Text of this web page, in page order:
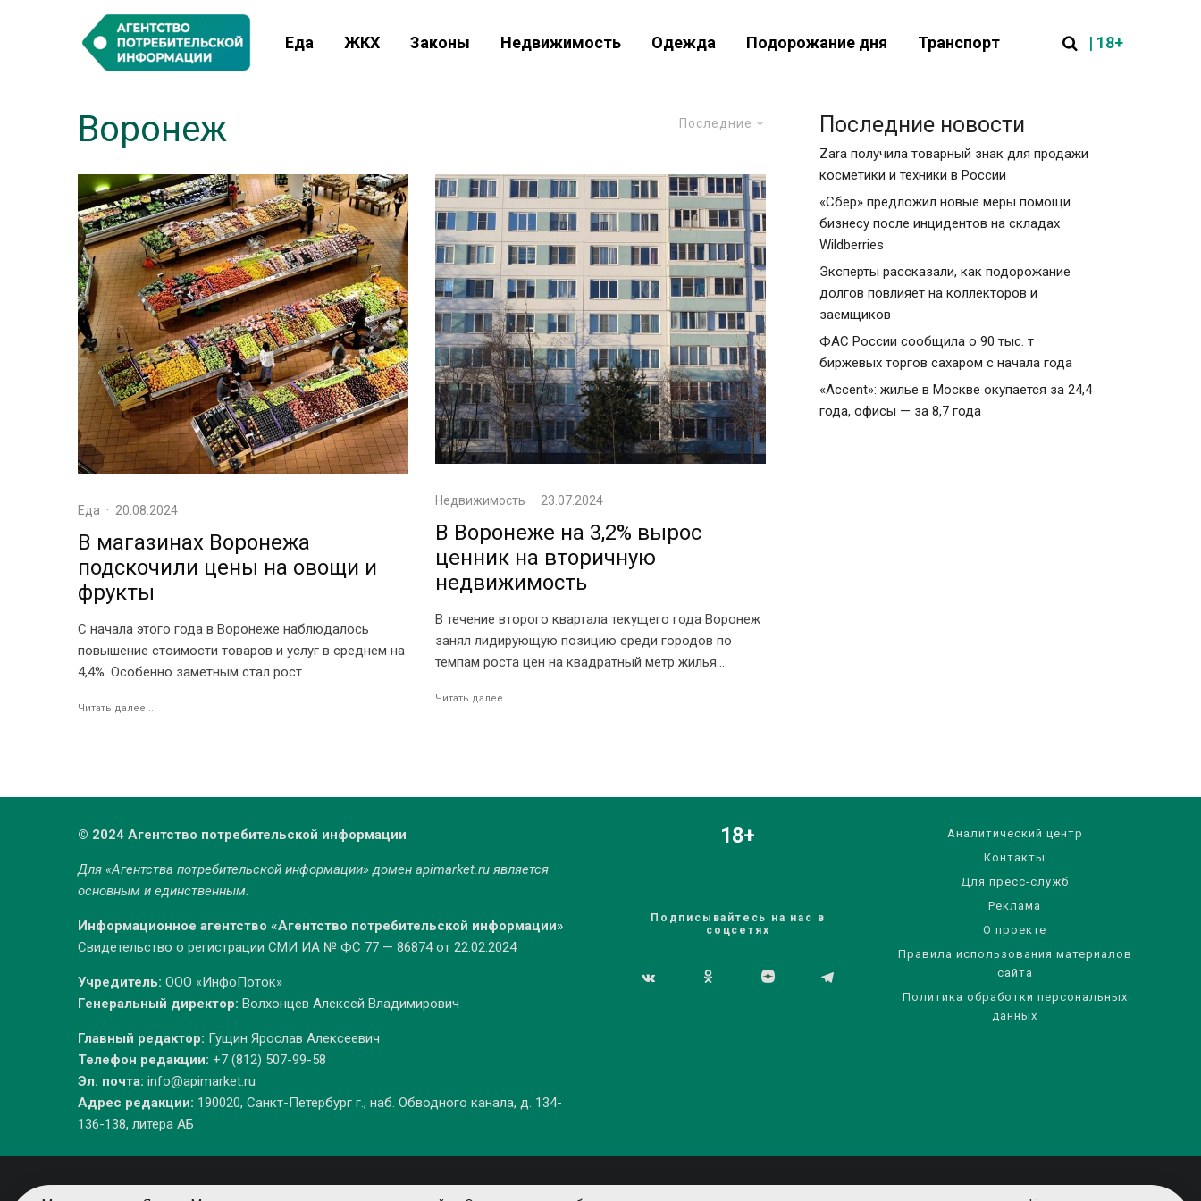
Еда ЖКХ Законы Недвижимость Одежда Подорожание дня Транспорт | 18+
Последние
Воронеж
Еда · 20.08.2024
В магазинах Воронежа
подскочили цены на овощи и
фрукты
С начала этого года в Воронеже наблюдалось
повышение стоимости товаров и услуг в среднем на
4,4%. Особенно заметным стал рост...
Читать далее...
Недвижимость · 23.07.2024
В Воронеже на 3,2% вырос
ценник на вторичную
недвижимость
В течение второго квартала текущего года Воронеж
занял лидирующую позицию среди городов по
темпам роста цен на квадратный метр жилья...
Читать далее...
Последние новости
Zara получила товарный знак для продажи
косметики и техники в России
«Сбер» предложил новые меры помощи
бизнесу после инцидентов на складах
Wildberries
Эксперты рассказали, как подорожание
долгов повлияет на коллекторов и
заемщиков
ФАС России сообщила о 90 тыс. т
биржевых торгов сахаром с начала года
«Accent»: жилье в Москве окупается за 24,4
года, офисы — за 8,7 года
© 2024 Агентство потребительской информации
Для «Агентства потребительской информации» домен apimarket.ru является
основным и единственным.
Информационное агентство «Агентство потребительской информации»
Свидетельство о регистрации СМИ ИА № ФС 77 — 86874 от 22.02.2024
Учредитель: ООО «ИнфоПоток»
Генеральный директор: Волхонцев Алексей Владимирович
Главный редактор: Гущин Ярослав Алексеевич
Телефон редакции: +7 (812) 507-99-58
Эл. почта: info@apimarket.ru
Адрес редакции: 190020, Санкт-Петербург г., наб. Обводного канала, д. 134-
136-138, литера АБ
18+
Подписывайтесь на нас в
соцсетях
Аналитический центр
Контакты
Для пресс-служб
Реклама
О проекте
Правила использования материалов
сайта
Политика обработки персональных
данных